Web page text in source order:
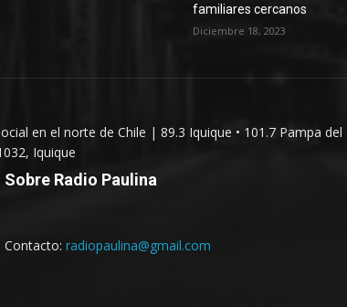
familiares cercanos
Diciembre 18, 2023
en el norte de Chile | 89.3 Iquique • 101.7 Pampa
Iquique
Sobre Radio Paulina
Contacto: radiopaulina@gmail.com